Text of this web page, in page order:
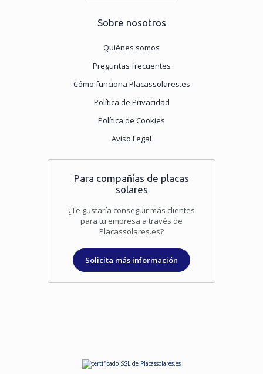
Sobre nosotros
Quiénes somos
Preguntas frecuentes
Cómo funciona Placassolares.es
Política de Privacidad
Política de Cookies
Aviso Legal
Para compañías de placas
solares
¿Te gustaría conseguir más clientes
para tu empresa a través de
Placassolares.es?
Solicita más información